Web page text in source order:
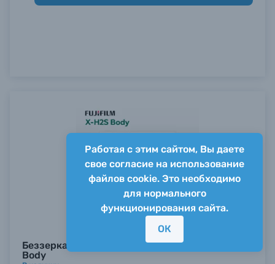
Беззеркальный фотоаппарат Fujifilm X-H2S
Body
Работая с этим сайтом, Вы даете
свое согласие на использование
файлов cookie. Это необходимо
для нормального
функционирования сайта.
ОК